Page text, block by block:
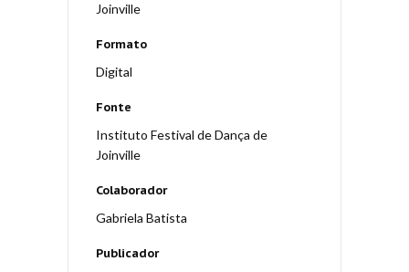
Joinville
Formato
Digital
Fonte
Instituto Festival de Dança de
Joinville
Colaborador
Gabriela Batista
Publicador